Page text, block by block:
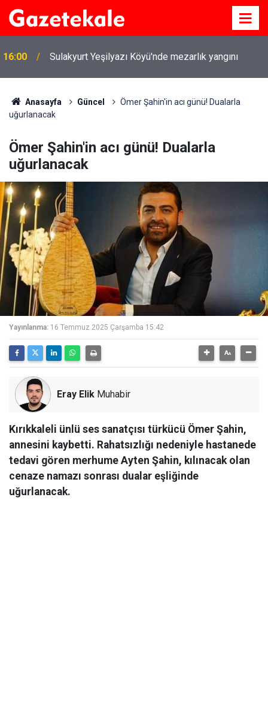
16:00 Sulakyurt Yeşilyazı Köyü'nde mezarlık yangını
Anasayfa Güncel
Ömer Şahin'in acı günü! Dualarla
uğurlanacak
Ömer Şahin'in acı günü! Dualarla
uğurlanacak
Yayınlanma: 16 Temmuz 2025 Çarşamba 15:42
Eray Elik Muhabir
Kırıkkaleli ünlü ses sanatçısı türkücü Ömer Şahin,
annesini kaybetti. Rahatsızlığı nedeniyle hastanede
tedavi gören merhume Ayten Şahin, kılınacak olan
cenaze namazı sonrası dualar eşliğinde
uğurlanacak.